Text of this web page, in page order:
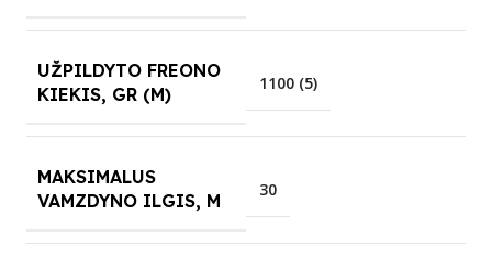
UŽPILDYTO FREONO
KIEKIS, GR (M)
1100 (5)
MAKSIMALUS
VAMZDYNO ILGIS, M
30